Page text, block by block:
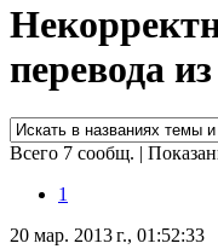
перевода
Всего 7 сообщ. |
1
20 мар. 2013 г., 01:52:33